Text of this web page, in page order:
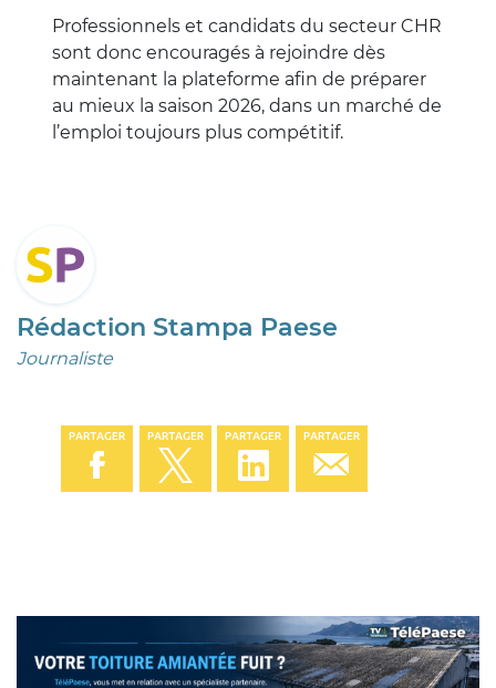
Professionnels et candidats du secteur CHR
sont donc encouragés à rejoindre dès
maintenant la plateforme afin de préparer
au mieux la saison 2026, dans un marché de
l’emploi toujours plus compétitif.
Rédaction Stampa Paese
Journaliste